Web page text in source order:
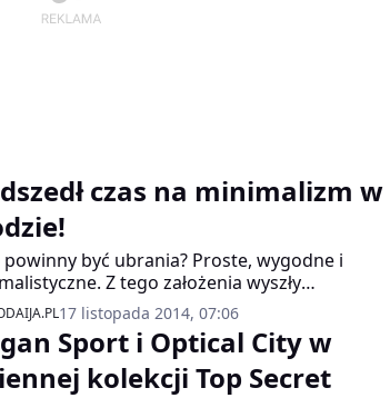
czas na minimalizm w
powinny być ubrania? Proste, wygodne i
Z tego założenia wyszły
nowej marki odzieżowej OH!YEJ. Młode
wierzą, że ich pomysł przypadnie do
kobietom, które poszukują szybkich i
rozwiązań modowych.
17 listopada 2014, 07:06
Sport i Optical City w
kolekcji Top Secret